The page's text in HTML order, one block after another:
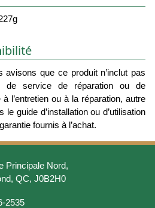
que ce produit n’inclut pas
de service de réparation ou de
l’entretien ou à la réparation, autre
guide d’installation ou d’utilisation
fournis à l’achat.
Principale Nord,
QC, J0B2H0
2535